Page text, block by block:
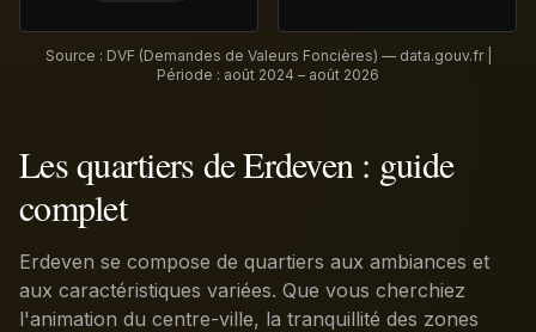
Source : DVF (Demandes de Valeurs Foncières) — data.gouv.fr |
Période : août 2024 – août 2026
Les quartiers de Erdeven : guide
complet
Erdeven se compose de quartiers aux ambiances et
aux caractéristiques variées. Que vous cherchiez
l'animation du centre-ville, la tranquillité des zones